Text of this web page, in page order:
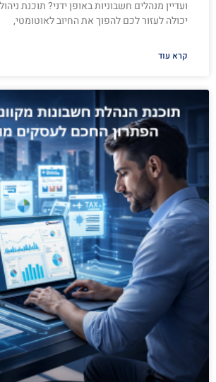
ועדיין מנהלים חשבוניות באופן ידני? תוכנת
יכולה לעזור לכם להפוך את החיוב לאוטומטי,
קרא עוד